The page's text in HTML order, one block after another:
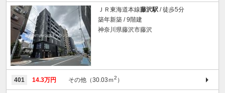
ＪＲ東海道本線藤沢駅 / 徒歩5分
築年新築 / 9階建
神奈川県藤沢市藤沢
401 14.3万円 その他（30.03ｍ2 ）